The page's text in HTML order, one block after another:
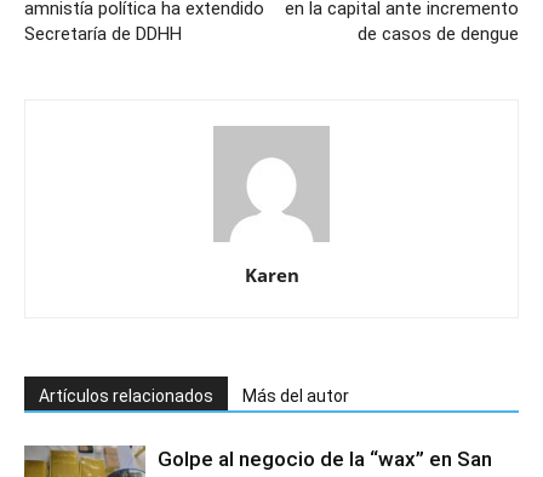
amnistía política ha extendido
Secretaría de DDHH
en la capital ante incremento
de casos de dengue
Karen
Artículos relacionados Más del autor
Golpe al negocio de la “wax” en San